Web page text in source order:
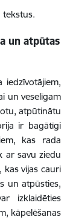
tekstus.
un atpūtas
un veselīgam
atpūtinātu
ir bagātīgi
kas rada
ar savu ziedu
vijas cauri
un atpūsties,
izklaidēties
kāpelēšanas